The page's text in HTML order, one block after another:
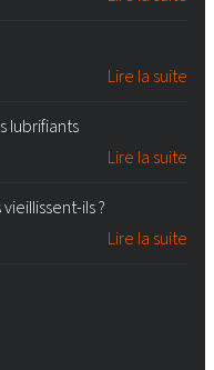
Lire la suite
lubrifiants
Lire la suite
ils ?
Lire la suite